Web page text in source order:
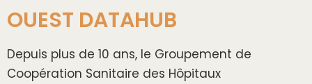
OUEST DATAHUB
Depuis plus de 10 ans, le Groupement de
Coopération Sanitaire des Hôpitaux